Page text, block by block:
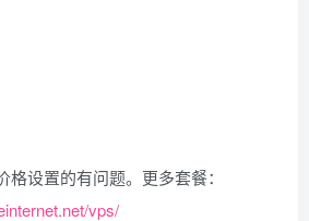
格设置的有问题。更多套餐：
vps/